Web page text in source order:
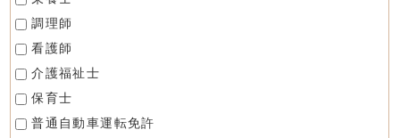
調理師
看護師
介護福祉士
保育士
普通自動車運転免許